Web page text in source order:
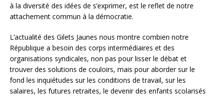
à la diversité des idées de s’exprimer, est le reflet de notre
attachement commun à la démocratie.
L’actualité des Gilets Jaunes nous montre combien notre
République a besoin des corps intermédiaires et des
organisations syndicales, non pas pour lisser le débat et
trouver des solutions de couloirs, mais pour aborder sur le
fond les inquiétudes sur les conditions de travail, sur les
salaires, les futures retraites, le devenir des enfants scolarisés